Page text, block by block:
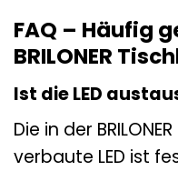
FAQ – Häufig
BRILONER
Ist die LED
Die in der
verbaute LED ist